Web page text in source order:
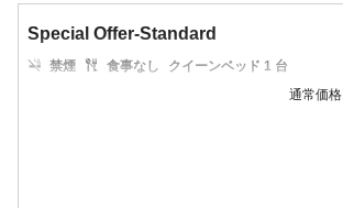
Special Offer-Standard
禁煙 食事なし
クイーンベッド 1 台
通常価格